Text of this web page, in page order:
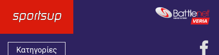
Κατηγορίες